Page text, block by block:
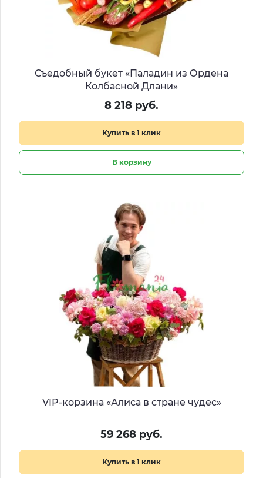
Съедобный букет «Паладин из Ордена
Колбасной Длани»
8 218 руб.
Купить в 1 клик
В корзину
VIP-корзина «Алиса в стране чудес»
59 268 руб.
Купить в 1 клик